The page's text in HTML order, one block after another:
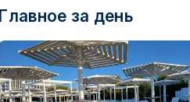
Главное за день